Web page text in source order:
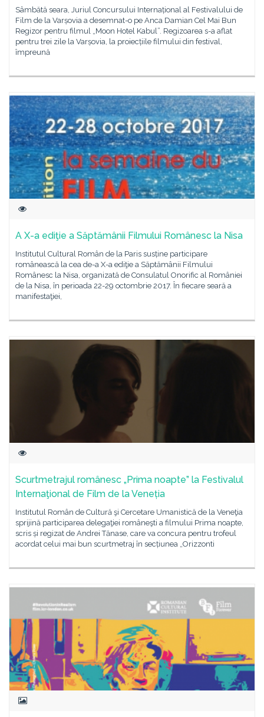
Sâmbătă seara, Juriul Concursului Internațional al Festivalului de
Film de la Varșovia a desemnat-o pe Anca Damian Cel Mai Bun
Regizor pentru filmul „Moon Hotel Kabul”. Regizoarea s-a aflat
pentru trei zile la Varșovia, la proiecțiile filmului din festival,
împreună
A X-a ediţie a Săptămânii Filmului Românesc la Nisa
Institutul Cultural Român de la Paris susține participare
românească la cea de-a X-a ediţie a Săptămânii Filmului
Românesc la Nisa, organizată de Consulatul Onorific al României
de la Nisa, în perioada 22-29 octombrie 2017. În fiecare seară a
manifestaţiei,
Scurtmetrajul românesc „Prima noapte” la Festivalul
Internaţional de Film de la Veneția
Institutul Român de Cultură şi Cercetare Umanistică de la Veneţia
sprijină participarea delegaţiei româneşti a filmului Prima noapte,
scris și regizat de Andrei Tănase, care va concura pentru trofeul
acordat celui mai bun scurtmetraj în secțiunea „Orizzonti